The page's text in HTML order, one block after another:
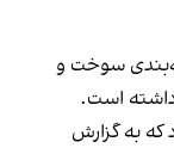
سوخت و
داشته است.
در آبان ماه ۹۸ رخ داد که به گزارش